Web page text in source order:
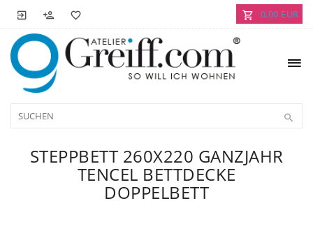
0,00 EUR
STEPPBETT 260X220 GANZJAHR
TENCEL BETTDECKE
DOPPELBETT